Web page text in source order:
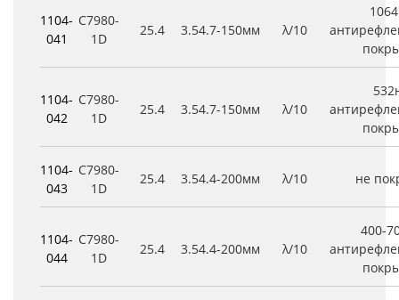
1104-
041
C7980-
1D
25.4 3.54.7-150мм λ/10
1104-
042
C7980-
1D
25.4 3.54.7-150мм λ/10
1104-
043
C7980-
1D
25.4 3.54.4-200мм λ/10 не
1104-
044
C7980-
1D
25.4 3.54.4-200мм λ/10
400-